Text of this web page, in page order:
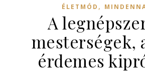
ÉLETMÓD ,
A
mesterségek,
érdemes